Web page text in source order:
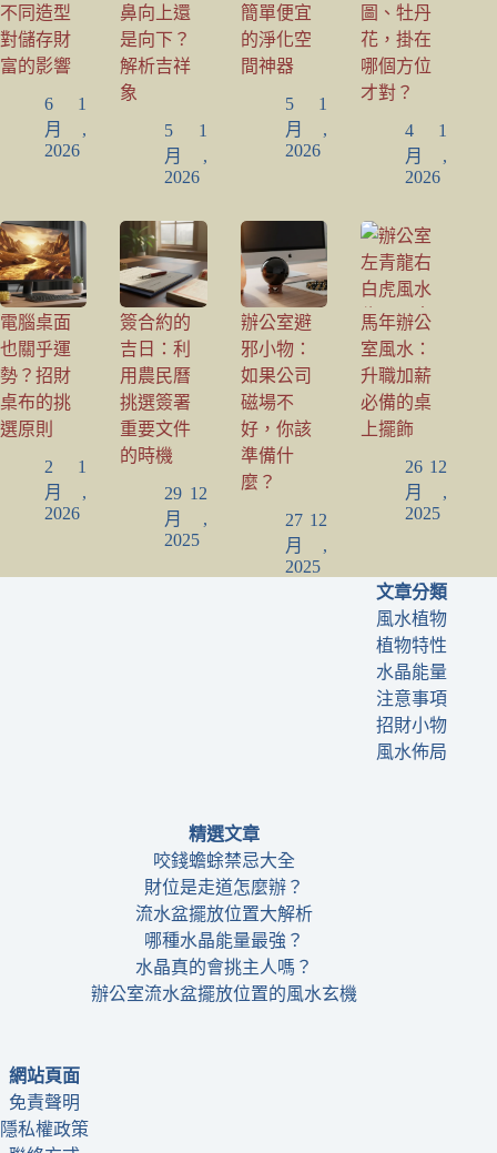
不同造型
對儲存財
富的影響
6 1
月,
2026
鼻向上還
是向下？
解析吉祥
象
5 1
月,
2026
簡單便宜
的淨化空
間神器
5 1
月,
2026
圖、牡丹
花，掛在
哪個方位
才對？
4 1
月,
2026
電腦桌面
也關乎運
勢？招財
桌布的挑
選原則
2 1
月,
2026
簽合約的
吉日：利
用農民曆
挑選簽署
重要文件
的時機
29 12
月,
2025
辦公室避
邪小物：
如果公司
磁場不
好，你該
準備什
麼？
27 12
月,
2025
馬年辦公
室風水：
升職加薪
必備的桌
上擺飾
26 12
月,
2025
文章分類
風水植物
植物特性
水晶能量
注意事項
招財小物
風水佈局
精選文章
咬錢蟾蜍禁忌大全
財位是走道怎麼辦？
流水盆擺放位置大解析
哪種水晶能量最強？
水晶真的會挑主人嗎？
辦公室流水盆擺放位置的風水玄機
網站頁面
免責聲明
隱私權政策